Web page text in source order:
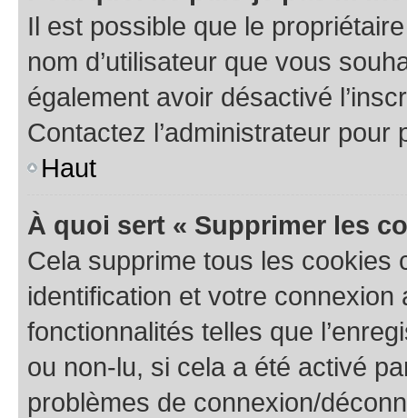
Il est possible que le
nom d’utilisateur que vous
également avoir désactivé
Contactez l’administrateur
Haut
À quoi sert « Supprimer les
Cela supprime tous les cookies
identification et votre
fonctionnalités telles que
ou non-lu, si cela a été activé
problèmes de connexion/